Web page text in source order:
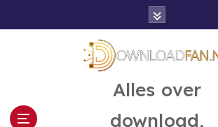
Alles over
download,